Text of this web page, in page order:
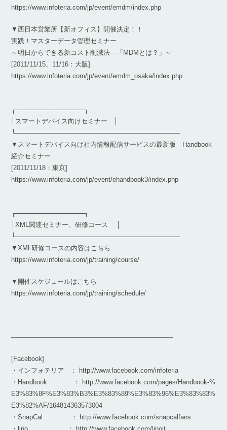
https://www.infoteria.com/jp/event/emdm/index.php
▼西日本営業所【新オフィス】開催決定！！
実践！マスターデータ管理セミナー
～明日からできる新コスト削減法―「MDMとは？」～
[2011/11/15、11/16：大阪]
https://www.infoteria.com/jp/event/emdm_osaka/index.php
┌───────────────┐
│スマートデバイス向けセミナー │
└────────────────────────────────────
▼スマートデバイス向け社内情報配信サービスの最新版 Handbook
紹介セミナー
[2011/11/18：東京]
https://www.infoteria.com/jp/event/ehandbook3/index.php
┌───────────────┐
│XML関連セミナー、研修コース │
└────────────────────────────────────
▼XML研修コースの内容はこちら
https://www.infoteria.com/jp/training/course/
▼開催スケジュールはこちら
https://www.infoteria.com/jp/training/schedule/
————————————————————————–
[Facebook]
・インフォテリア ： http://www.facebook.com/infoteria
・Handbook ： http://www.facebook.com/pages/Handbook-%
E3%83%8F%E3%83%B3%E3%83%89%E3%83%96%E3%83%83%
E3%82%AF/164814363573004
・SnapCal ： http://www.facebook.com/snapcalfans